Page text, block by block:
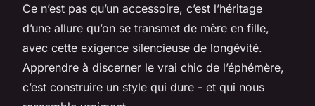
Ce n’est pas qu’un accessoire, c’est l’héritage
d’une allure qu’on se transmet de mère en fille,
avec cette exigence silencieuse de longévité.
Apprendre à discerner le vrai chic de l’éphémère,
c’est construire un style qui dure - et qui nous